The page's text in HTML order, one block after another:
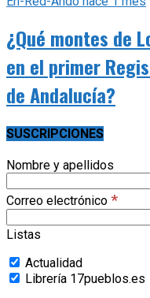
¿Qué montes de
en el primer
de Andalucía?
SUSCRIPCIONES
Nombre y apellidos
Correo electrónico *
Listas
Actualidad
Librería 17pueblos.es